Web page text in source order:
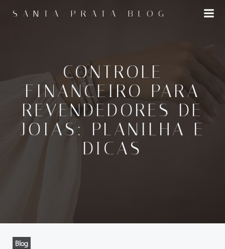
para
SANTA PRATA BLOG
CONTROLE
FINANCEIRO PARA
REVENDEDORES DE
JOIAS: PLANILHA E
DICAS
Blog